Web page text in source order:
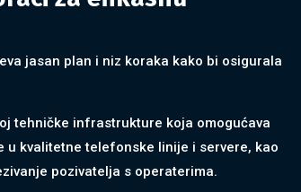
jasan plan i niz koraka kako bi osigurala
tehničke infrastrukture koja omogućava
u kvalitetne telefonske linije i servere, kao
pozivatelja s operaterima.